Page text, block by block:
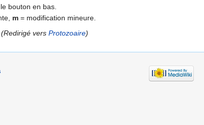
bouton en bas.
m = modification mineure.
(Redirigé vers Protozoaire)